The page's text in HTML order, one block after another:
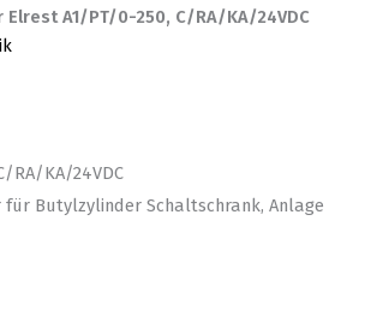
A1/PT/0-250, C/RA/KA/24VDC
RA/KA/24VDC
Butylzylinder Schaltschrank, Anlage